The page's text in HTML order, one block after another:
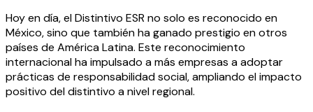
Hoy en día, el Distintivo ESR no solo es reconocido en
México, sino que también ha ganado prestigio en otros
países de América Latina. Este reconocimiento
internacional ha impulsado a más empresas a adoptar
prácticas de responsabilidad social, ampliando el impacto
positivo del distintivo a nivel regional.